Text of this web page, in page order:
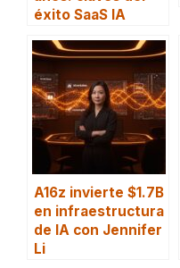
éxito SaaS IA
A16z invierte $1.7B
en infraestructura
de IA con Jennifer
Li